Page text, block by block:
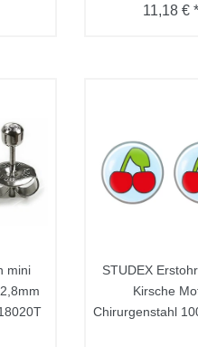
11,18 € *
mini
STUDEX
Kirsche
Chirurgenstahl